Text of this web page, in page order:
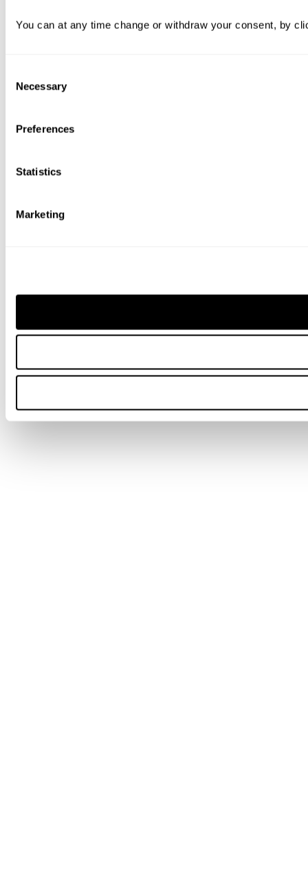
You can at any time change or withdraw your consent, by
Selection
Necessary
Preferences
Statistics
Marketing